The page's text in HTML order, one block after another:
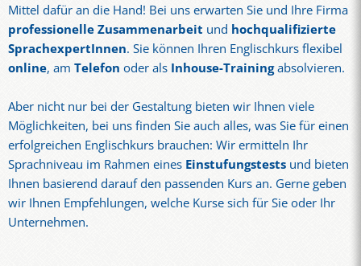
Mittel dafür an die Hand! Bei uns erwarten Sie und Ihre Firma
professionelle Zusammenarbeit und hochqualifizierte
SprachexpertInnen. Sie können Ihren Englischkurs flexibel
online, am Telefon oder als Inhouse-Trainingabsolvieren.
Aber nicht nur bei der Gestaltung bieten wir Ihnen viele
Möglichkeiten, bei uns finden Sie auch alles, was Sie für einen
erfolgreichen Englischkurs brauchen: Wir ermitteln Ihr
Sprachniveau im Rahmen eines Einstufungstests und bieten
Ihnen basierend darauf den passenden Kurs an. Gerne geben
wir Ihnen Empfehlungen, welche Kurse sich für Sie oder Ihr
Unternehmen.